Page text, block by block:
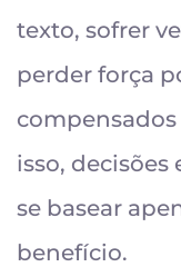
texto, sofrer
perder força
isso,
se basear
benefício.